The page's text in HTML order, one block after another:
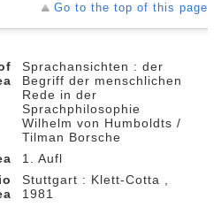
Go to the top of this page
Sprachansichten : der
Begriff der menschlichen
Rede in der
Sprachphilosophie
Wilhelm von Humboldts /
Tilman Borsche
1. Aufl
Stuttgart : Klett-Cotta ,
1981